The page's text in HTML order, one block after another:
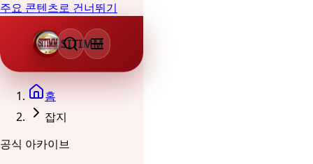
주요 콘텐츠로 건너뛰기
SITIMM
홈
잡지
공식 아카이브